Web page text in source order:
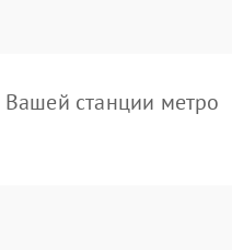
станции метро